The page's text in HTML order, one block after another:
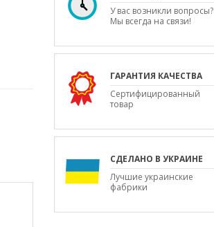
У вас возникли вопросы?
Мы всегда на связи!
ГАРАНТИЯ КАЧЕСТВА
Сертифицированный
товар
СДЕЛАНО В УКРАИНЕ
Лучшие украинские
фабрики